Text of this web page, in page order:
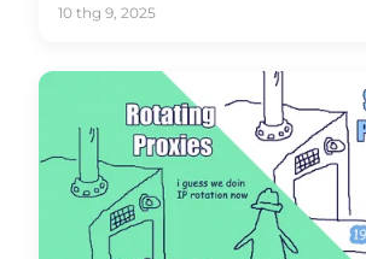
10 thg 9, 2025